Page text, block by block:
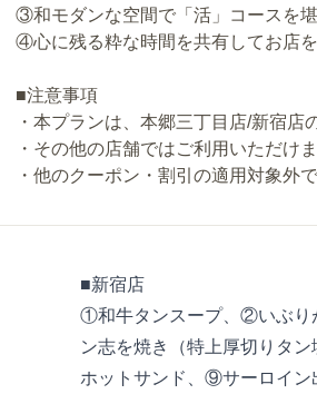
③和モダンな空間で「活」コースを堪
④心に残る粋な時間を共有してお店を
■注意事項
・本プランは、本郷三丁目店/新宿店
・その他の店舗ではご利用いただけ
■新宿店
①和牛タンスープ、②いぶり
ン志を焼き（特上厚切りタ
ホットサンド、⑨サーロイ